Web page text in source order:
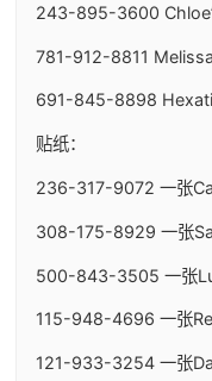
243-895-3600
781-912-8811
691-845-8898
贴纸：
236-317-9072 一张
308-175-8929 一张
500-843-3505 一张
115-948-4696 一张
121-933-3254 一张